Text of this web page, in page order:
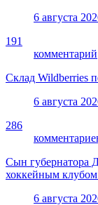
6 августа
191
комментарий
Склад Wildberries
6 августа
286
Сын губернатора
хоккейным
6 августа